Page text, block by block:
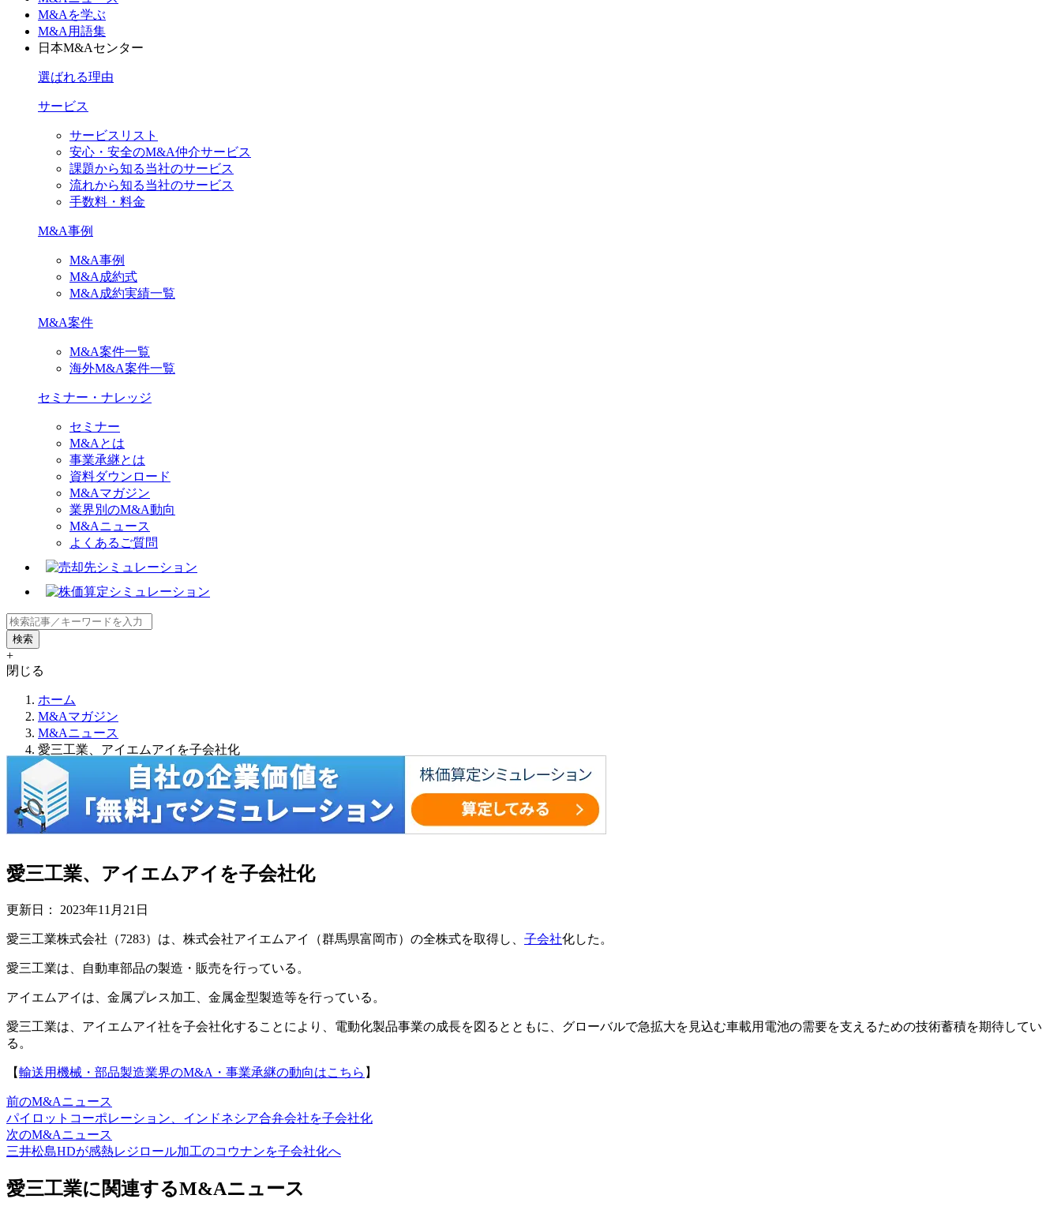
M&Aを学ぶ
M&A用語集
日本M&Aセンター
選ばれる理由
サービス
サービスリスト
安心・安全のM&A仲介サービス
課題から知る当社のサービス
流れから知る当社のサービス
手数料・料金
M&A事例
M&A事例
M&A成約式
M&A成約実績一覧
M&A案件
M&A案件一覧
海外M&A案件一覧
セミナー・ナレッジ
セミナー
M&Aとは
事業承継とは
資料ダウンロード
M&Aマガジン
業界別のM&A動向
M&Aニュース
よくあるご質問
+
閉じる
ホーム
M&Aマガジン
M&Aニュース
愛三工業、アイエムアイを子会社化
愛三工業、アイエムアイを子会社化
更新日： 2023年11月21日
愛三工業株式会社（7283）は、株式会社アイエムアイ（群馬県富岡市）の全株式を取得し、 子会社化した。
愛三工業は、自動車部品の製造・販売を行っている。
アイエムアイは、金属プレス加工、金属金型製造等を行っている。
愛三工業は、アイエムアイ社を子会社化することにより、電動化製品事業の成長を図るとともに、グローバルで急拡大を見込む車載用電池の需要を支えるための技術蓄積を期待してい
る。
【輸送用機械・部品製造業界のM&A・事業承継の動向はこちら 】
前のM&Aニュース
パイロットコーポレーション、インドネシア合弁会社を子会社化
次のM&Aニュース
三井松島HDが感熱レジロール加工のコウナンを子会社化へ
愛三工業に関連するM&Aニュース